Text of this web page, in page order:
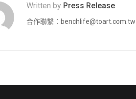
Written by Press Release
合作聯繫： benchlife@toart.com.tw